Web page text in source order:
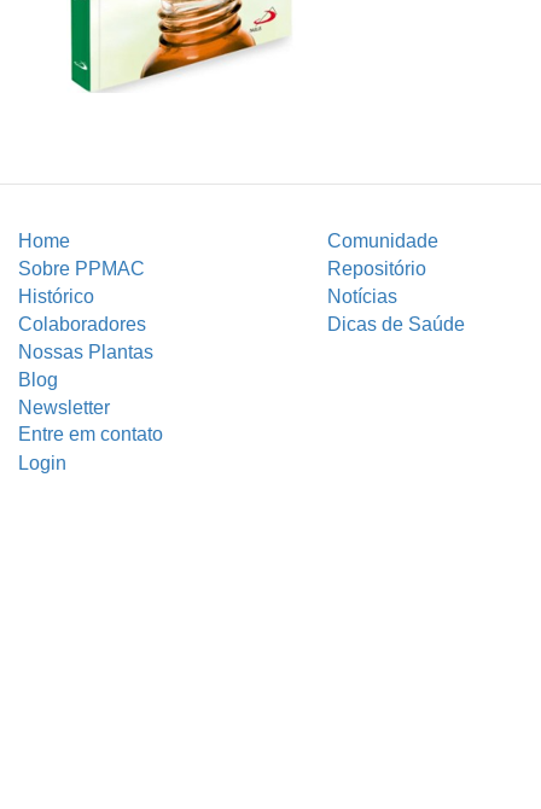
Home
Comunidade
Sobre PPMAC
Repositório
Histórico
Notícias
Colaboradores
Dicas de Saúde
Nossas Plantas
Blog
Newsletter
Entre em contato
Login